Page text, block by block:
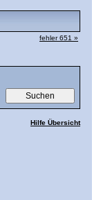
fehler 651 »
Hilfe Übersicht